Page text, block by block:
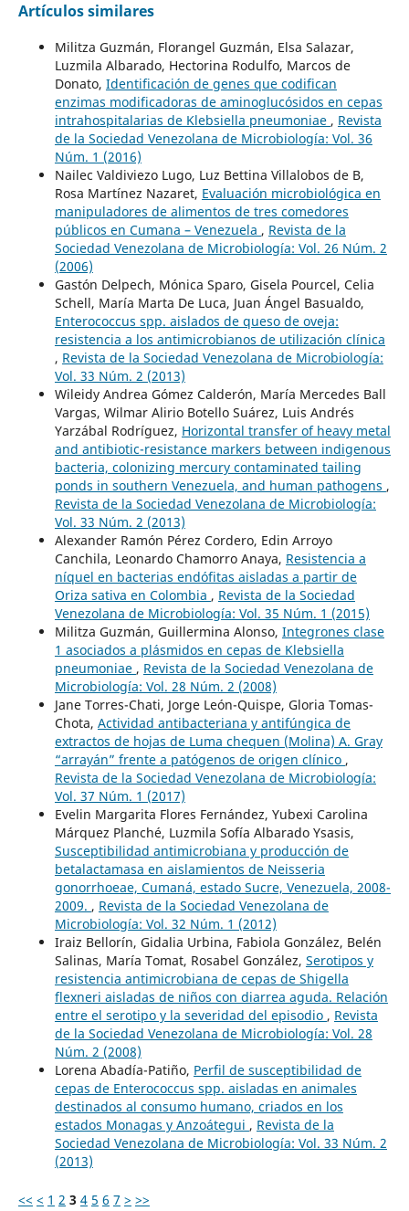
Artículos similares
Militza Guzmán, Florangel Guzmán, Elsa Salazar,
Luzmila Albarado, Hectorina Rodulfo, Marcos de
Donato, Identificación de genes que codifican
enzimas modificadoras de aminoglucósidos en cepas
intrahospitalarias de Klebsiella pneumoniae , Revista
de la Sociedad Venezolana de Microbiología: Vol. 36
Núm. 1 (2016)
Nailec Valdiviezo Lugo, Luz Bettina Villalobos de B,
Rosa Martínez Nazaret, Evaluación microbiológica en
manipuladores de alimentos de tres comedores
públicos en Cumana – Venezuela , Revista de la
Sociedad Venezolana de Microbiología: Vol. 26 Núm. 2
(2006)
Gastón Delpech, Mónica Sparo, Gisela Pourcel, Celia
Schell, María Marta De Luca, Juan Ángel Basualdo,
Enterococcus spp. aislados de queso de oveja:
resistencia a los antimicrobianos de utilización clínica
, Revista de la Sociedad Venezolana de Microbiología:
Vol. 33 Núm. 2 (2013)
Wileidy Andrea Gómez Calderón, María Mercedes Ball
Vargas, Wilmar Alirio Botello Suárez, Luis Andrés
Yarzábal Rodríguez, Horizontal transfer of heavy metal
and antibiotic-resistance markers between indigenous
bacteria, colonizing mercury contaminated tailing
ponds in southern Venezuela, and human pathogens ,
Revista de la Sociedad Venezolana de Microbiología:
Vol. 33 Núm. 2 (2013)
Alexander Ramón Pérez Cordero, Edin Arroyo
Canchila, Leonardo Chamorro Anaya, Resistencia a
níquel en bacterias endófitas aisladas a partir de
Oriza sativa en Colombia , Revista de la Sociedad
Venezolana de Microbiología: Vol. 35 Núm. 1 (2015)
Militza Guzmán, Guillermina Alonso, Integrones clase
1 asociados a plásmidos en cepas de Klebsiella
pneumoniae , Revista de la Sociedad Venezolana de
Microbiología: Vol. 28 Núm. 2 (2008)
Jane Torres-Chati, Jorge León-Quispe, Gloria Tomas-
Chota, Actividad antibacteriana y antifúngica de
extractos de hojas de Luma chequen (Molina) A. Gray
“arrayán” frente a patógenos de origen clínico ,
Revista de la Sociedad Venezolana de Microbiología:
Vol. 37 Núm. 1 (2017)
Evelin Margarita Flores Fernández, Yubexi Carolina
Márquez Planché, Luzmila Sofía Albarado Ysasis,
Susceptibilidad antimicrobiana y producción de
betalactamasa en aislamientos de Neisseria
gonorrhoeae, Cumaná, estado Sucre, Venezuela, 2008-
2009. , Revista de la Sociedad Venezolana de
Microbiología: Vol. 32 Núm. 1 (2012)
Iraiz Bellorín, Gidalia Urbina, Fabiola González, Belén
Salinas, María Tomat, Rosabel González, Serotipos y
resistencia antimicrobiana de cepas de Shigella
flexneri aisladas de niños con diarrea aguda. Relación
entre el serotipo y la severidad del episodio , Revista
de la Sociedad Venezolana de Microbiología: Vol. 28
Núm. 2 (2008)
Lorena Abadía-Patiño, Perfil de susceptibilidad de
cepas de Enterococcus spp. aisladas en animales
destinados al consumo humano, criados en los
estados Monagas y Anzoátegui , Revista de la
Sociedad Venezolana de Microbiología: Vol. 33 Núm. 2
(2013)
<< < 1 2 3 4 5 6 7 > >>